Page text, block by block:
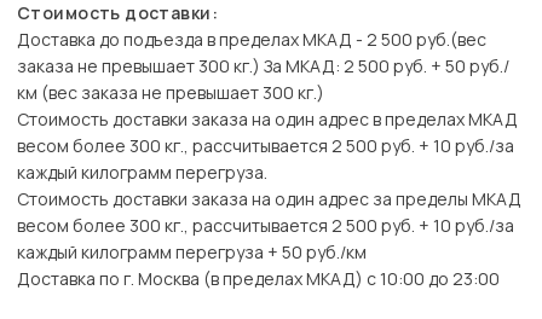
Стоимость доставки:
Доставка до подъезда в пределах МКАД - 2 500 руб.(вес
заказа не превышает 300 кг.) За МКАД: 2 500 руб. + 50 руб./
км (вес заказа не превышает 300 кг.)
Стоимость доставки заказа на один адрес в пределах МКАД
весом более 300 кг., рассчитывается 2 500 руб. + 10 руб./за
каждый килограмм перегруза.
Стоимость доставки заказа на один адрес за пределы МКАД
весом более 300 кг., рассчитывается 2 500 руб. + 10 руб./за
каждый килограмм перегруза + 50 руб./км
Доставка по г. Москва (в пределах МКАД) с 10:00 до 23:00